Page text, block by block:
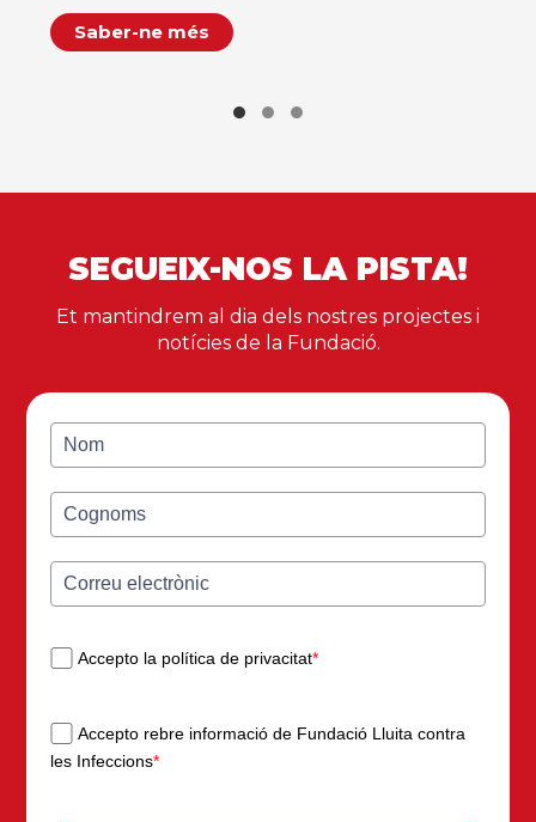
Saber-ne més
SEGUEIX-NOS LA PISTA!
Et mantindrem al dia dels nostres projectes i
notícies de la Fundació.
Accepto la política de privacitat*
Accepto rebre informació de Fundació Lluita contra
les Infeccions*